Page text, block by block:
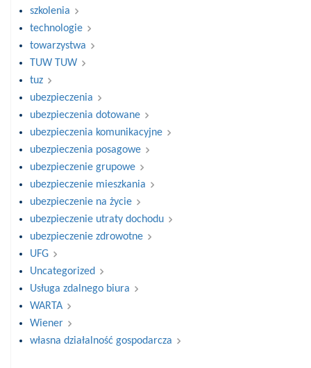
szkolenia
technologie
towarzystwa
TUW TUW
tuz
ubezpieczenia
ubezpieczenia dotowane
ubezpieczenia komunikacyjne
ubezpieczenia posagowe
ubezpieczenie grupowe
ubezpieczenie mieszkania
ubezpieczenie na życie
ubezpieczenie utraty dochodu
ubezpieczenie zdrowotne
UFG
Uncategorized
Usługa zdalnego biura
WARTA
Wiener
własna działalność gospodarcza